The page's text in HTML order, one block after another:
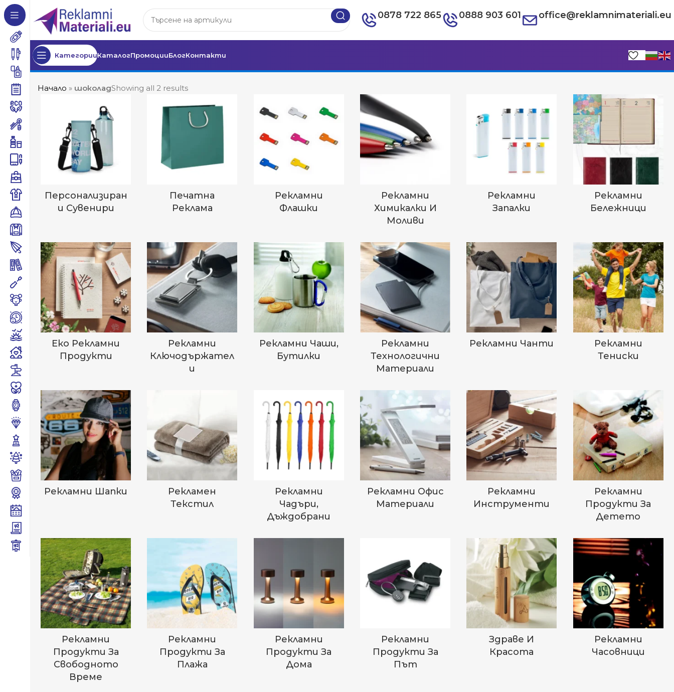
0878 722 865 0888 903 601 office@reklamnimateriali.eu
КатегорииКаталогПромоцииБлогКонтакти
Начало » шоколадShowing all 2 results
Персонализиран
И Сувенири
Печатна
Реклама
Рекламни
Флашки
Рекламни
Химикалки И
Моливи
Рекламни
Запалки
Рекламни
Бележници
Еко Рекламни
Продукти
Рекламни
Ключодържател
И
Рекламни Чаши,
Бутилки
Рекламни
Технологични
Материали
Рекламни Чанти
Рекламни
Тениски
Рекламни Шапки
Рекламен
Текстил
Рекламни
Чадъри,
Дъждобрани
Рекламни Офис
Материали
Рекламни
Инструменти
Рекламни
Продукти За
Детето
Рекламни
Продукти За
Свободното
Време
Рекламни
Продукти За
Плажа
Рекламни
Продукти За
Дома
Рекламни
Продукти За
Път
Здраве И
Красота
Рекламни
Часовници